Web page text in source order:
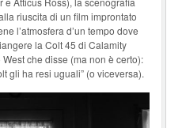
riuscita di un film improntato
l’atmosfera d’un tempo dove
la Colt 45 di Calamity
che disse (ma non è certo):
gli ha resi uguali” (o viceversa).